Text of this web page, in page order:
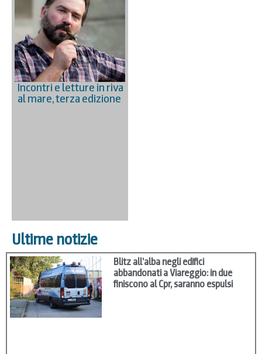
Incontri e letture in riva
al mare, terza edizione
Ultime notizie
Blitz all’alba negli edifici
abbandonati a Viareggio: in due
finiscono al Cpr, saranno espulsi